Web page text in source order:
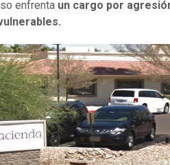
enfrenta un cargo por